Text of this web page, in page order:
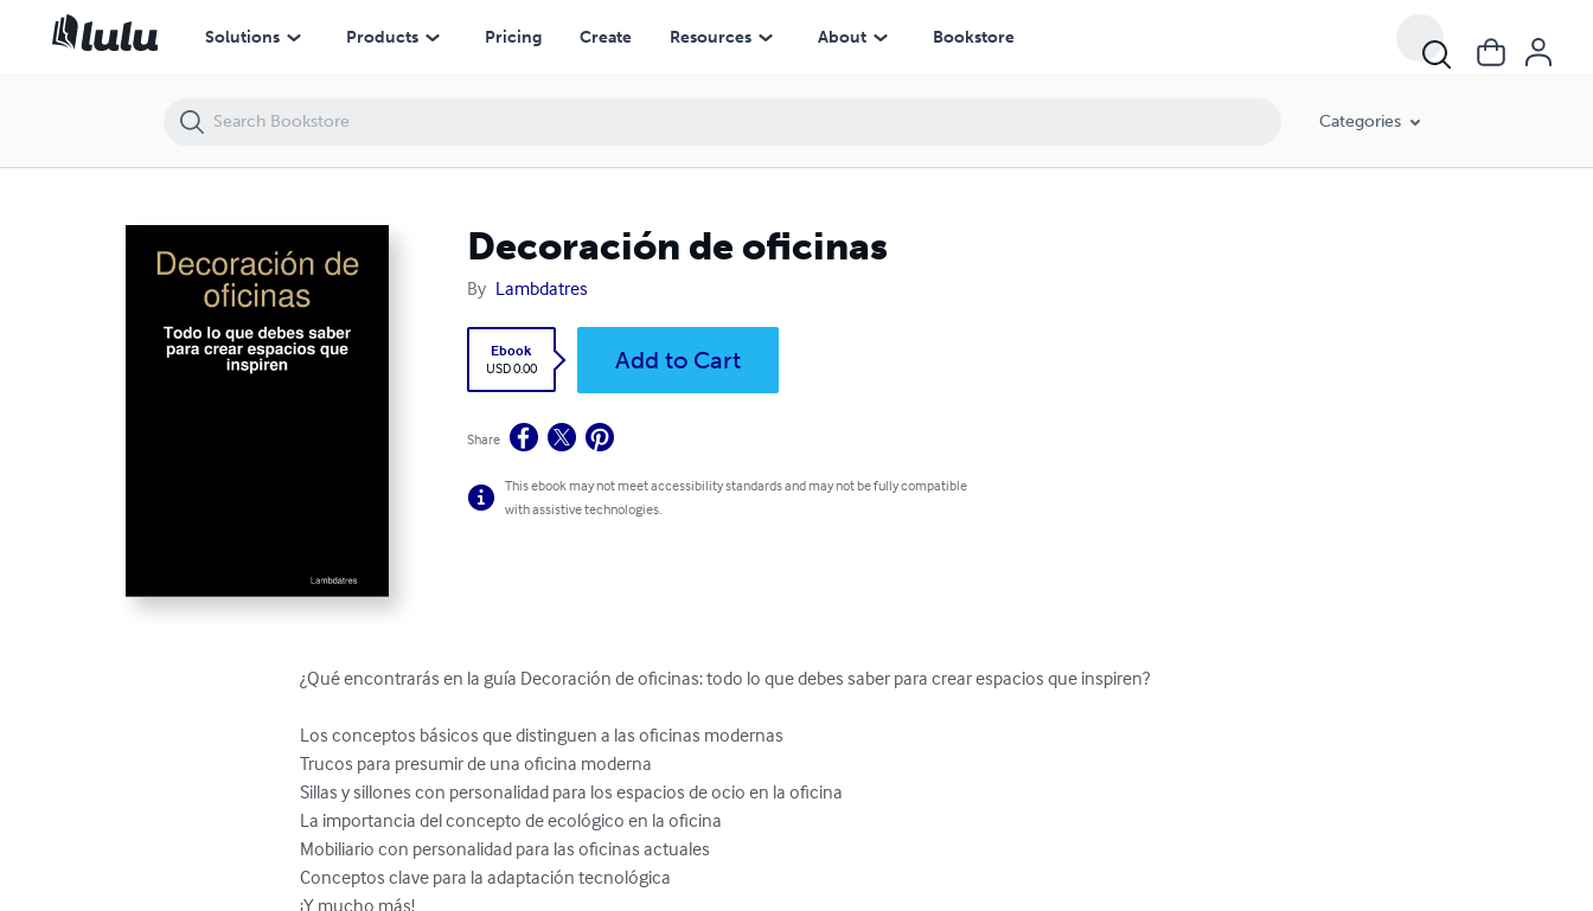
Solutions Products Pricing Create Resources About Bookstore
Categories
Decoración de oficinas
By Lambdatres
Ebook
USD 0.00
Add to Cart
Share
This ebook may not meet accessibility standards and may not be fully compatible
with assistive technologies.
¿Qué encontrarás en la guía Decoración de oficinas: todo lo que debes saber para crear espacios que inspiren?
Los conceptos básicos que distinguen a las oficinas modernas
Trucos para presumir de una oficina moderna
Sillas y sillones con personalidad para los espacios de ocio en la oficina
La importancia del concepto de ecológico en la oficina
Mobiliario con personalidad para las oficinas actuales
Conceptos clave para la adaptación tecnológica
¡Y mucho más!
Decoración de oficinas